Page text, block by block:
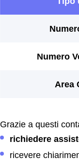
Grazie a questi
richiedere
ricevere